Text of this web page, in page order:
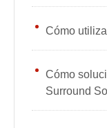
Cómo
Cómo
Surround